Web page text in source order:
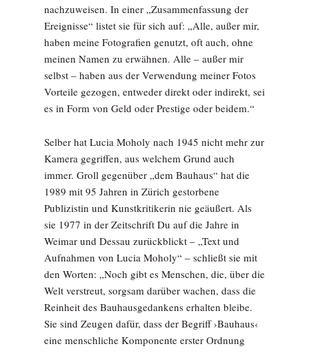
nachzuweisen. In einer „Zusammenfassung der
Ereignisse“ listet sie für sich auf: „Alle, außer mir,
haben meine Fotografien genutzt, oft auch, ohne
meinen Namen zu erwähnen. Alle – außer mir
selbst – haben aus der Verwendung meiner Fotos
Vorteile gezogen, entweder direkt oder indirekt, sei
es in Form von Geld oder Prestige oder beidem.“
Selber hat Lucia Moholy nach 1945 nicht mehr zur
Kamera gegriffen, aus welchem Grund auch
immer. Groll gegenüber „dem Bauhaus“ hat die
1989 mit 95 Jahren in Zürich gestorbene
Publizistin und Kunstkritikerin nie geäußert. Als
sie 1977 in der Zeitschrift Du auf die Jahre in
Weimar und Dessau zurückblickt – „Text und
Aufnahmen von Lucia Moholy“ – schließt sie mit
den Worten: „Noch gibt es Menschen, die, über die
Welt verstreut, sorgsam darüber wachen, dass die
Reinheit des Bauhausgedankens erhalten bleibe.
Sie sind Zeugen dafür, dass der Begriff ›Bauhaus‹
eine menschliche Komponente erster Ordnung